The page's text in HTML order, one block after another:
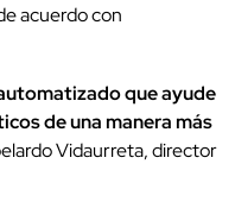
acuerdo con
que ayude
de una manera más
Vidaurreta, director